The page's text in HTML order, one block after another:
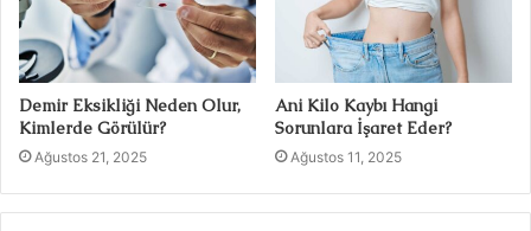
Demir Eksikliği Neden Olur,
Kimlerde Görülür?
Ağustos 21, 2025
Ani Kilo Kaybı Hangi
Sorunlara İşaret Eder?
Ağustos 11, 2025